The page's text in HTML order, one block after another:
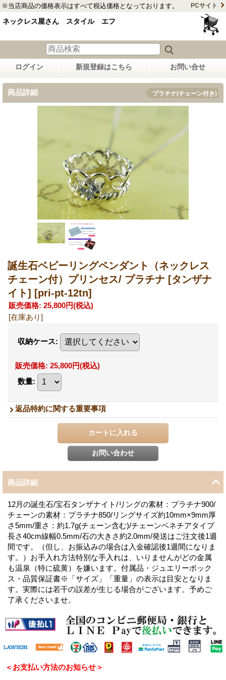
※当店商品の価格表示はすべて税込価格となっております。 PCサイト
ネックレス屋さん スタイル エフ
ログイン 新規登録はこちら お問い合せ
商品詳細 プラチナ(チェーン付き)
誕生石ベビーリングペンダント（ネックレス
チェーン付）プリンセス/ プラチナ [タンザナ
イト] [pri-pt-12tn]
販売価格: 25,800円(税込)
[在庫あり]
収納ケース:
販売価格: 25,800円(税込)
数量:
返品特約に関する重要事項
商品詳細
12月の誕生石/宝石タンザナイト/リングの素材：プラチナ900/
チェーンの素材：プラチナ850/リングサイズ約10mm×9mm厚
さ5mm/重さ：約1.7g(チェーン含む)/チェーンベネチアタイプ
長さ40cm線幅0.5mm/石の大きさ約2.0mm/発送はご注文後1週
間です。（但し、お振込みの場合は入金確認後1週間になりま
す。）お手入れ方法特別な手入れは、いりませんがどの金属
も温泉（特に硫黄）を嫌います。付属品・ジュエリーボック
ス・品質保証書※「サイズ」「重量」の表示は目安となりま
す。実際には若干の誤差が生じる場合がございます。予めご
了承くださいませ。
＜お支払い方法のお知らせ＞